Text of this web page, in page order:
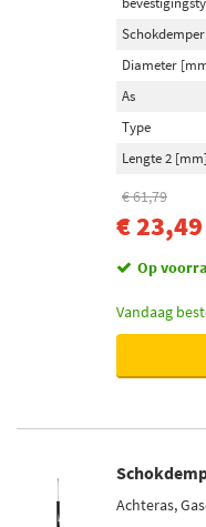
Diameter
As
Type
Lengte 2 [mm]
€ 61,79
€ 23,49
Op
Vandaag
Achteras,